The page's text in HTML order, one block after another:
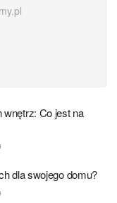
Co jest na
dla swojego domu?